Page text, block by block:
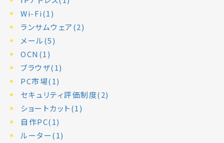
Wi-Fi(1)
ランサムウェア(2)
メール(5)
OCN(1)
ブラウザ(1)
PC市場(1)
セキュリティ評価制度(2)
ショートカット(1)
自作PC(1)
ルーター(1)